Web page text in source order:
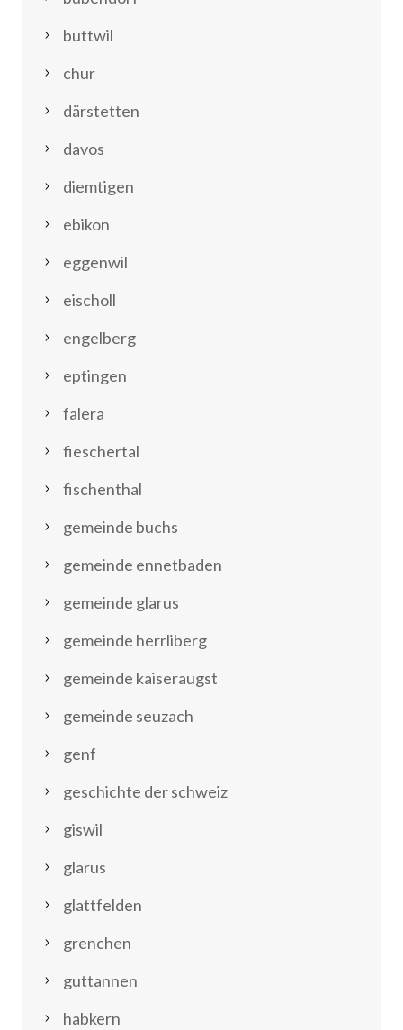
buttwil
chur
därstetten
davos
diemtigen
ebikon
eggenwil
eischoll
engelberg
eptingen
falera
fieschertal
fischenthal
gemeinde buchs
gemeinde ennetbaden
gemeinde glarus
gemeinde herrliberg
gemeinde kaiseraugst
gemeinde seuzach
genf
geschichte der schweiz
giswil
glarus
glattfelden
grenchen
guttannen
habkern